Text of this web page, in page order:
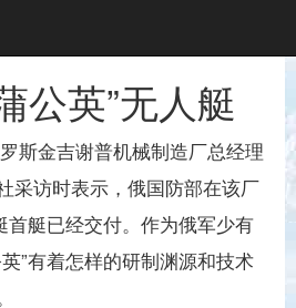
公英”无人艇
斯金吉谢普机械制造厂总经理
采访时表示，俄国防部在该厂
首艇已经交付。作为俄军少有
”有着怎样的研制渊源和技术